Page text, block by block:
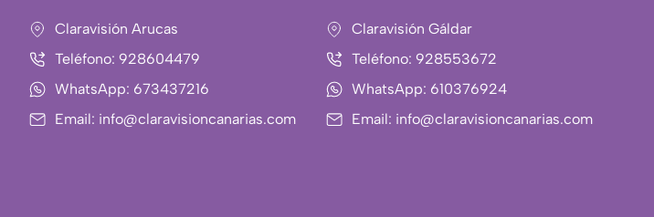
Claravisión Arucas
Teléfono: 928604479
WhatsApp: 673437216
Email: info@claravisioncanarias.com
Claravisión Gáldar
Teléfono: 928553672
WhatsApp: 610376924
Email: info@claravisioncanarias.com